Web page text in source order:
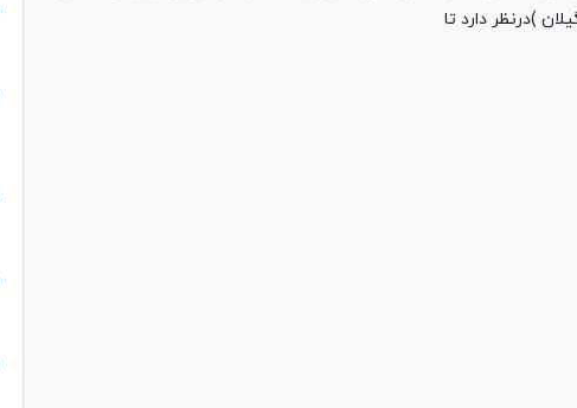
)درنظر دارد تا